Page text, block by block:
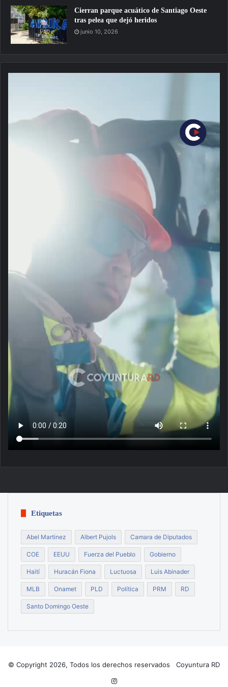
Cierran parque acuático de Santiago Oeste
tras pelea que dejó heridos
junio 10, 2026
Etiquetas
Abel Martinez Albert Pujols Camara de Diputados
COE EEUU Fuerza del Pueblo Gobierno
Haití Huracán Fiona Luctuosa Luis Abinader
MLB Onamet PLD Política PRM RD
Santo Domingo Oeste
© Copyright 2026, Todos los derechos reservados Coyuntura RD
Instagram